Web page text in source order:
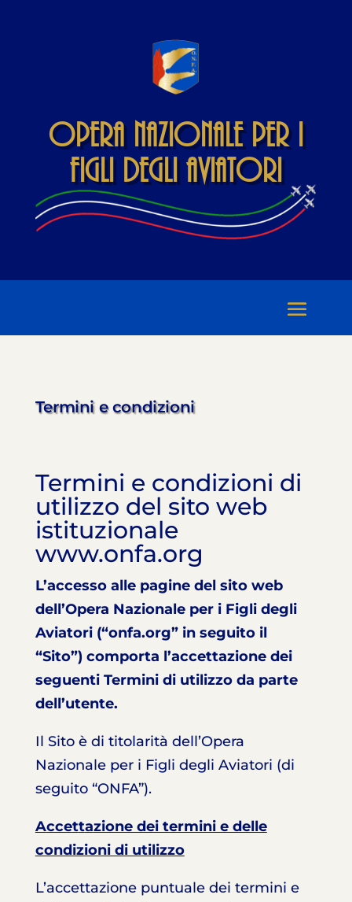
Opera Nazionale per i
Figli degli Aviatori
Termini e condizioni
Termini e condizioni di
utilizzo del sito web
istituzionale
www.onfa.org
L’accesso alle pagine del sito web
dell’Opera Nazionale per i Figli degli
Aviatori (“onfa.org” in seguito il
“Sito”) comporta l’accettazione dei
seguenti Termini di utilizzo da parte
dell’utente.
Il Sito è di titolarità dell’Opera
Nazionale per i Figli degli Aviatori (di
seguito “ONFA”).
Accettazione dei termini e delle
condizioni di utilizzo
L’accettazione puntuale dei termini e